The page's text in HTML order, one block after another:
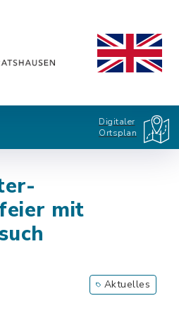
Digitaler
Ortsplan
mit
Aktuelles